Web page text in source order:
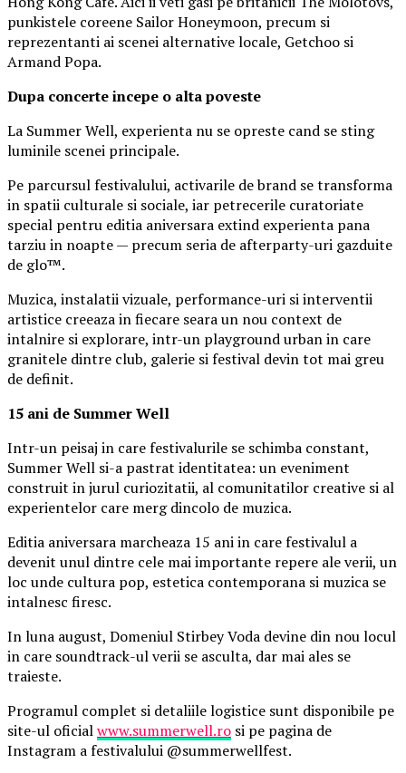
punkistele coreene Sailor Honeymoon, precum si
reprezentanti ai scenei alternative locale, Getchoo si
Armand Popa.
Dupa concerte incepe o alta poveste
La Summer Well, experienta nu se opreste cand se sting
luminile scenei principale.
Pe parcursul festivalului, activarile de brand se transforma
in spatii culturale si sociale, iar petrecerile curatoriate
special pentru editia aniversara extind experienta pana
tarziu in noapte — precum seria de afterparty-uri gazduite
de glo™.
Muzica, instalatii vizuale, performance-uri si interventii
artistice creeaza in fiecare seara un nou context de
intalnire si explorare, intr-un playground urban in care
granitele dintre club, galerie si festival devin tot mai greu
de definit.
15 ani de Summer Well
Intr-un peisaj in care festivalurile se schimba constant,
Summer Well si-a pastrat identitatea: un eveniment
construit in jurul curiozitatii, al comunitatilor creative si al
experientelor care merg dincolo de muzica.
Editia aniversara marcheaza 15 ani in care festivalul a
devenit unul dintre cele mai importante repere ale verii, un
loc unde cultura pop, estetica contemporana si muzica se
intalnesc firesc.
In luna august, Domeniul Stirbey Voda devine din nou locul
in care soundtrack-ul verii se asculta, dar mai ales se
traieste.
Programul complet si detaliile logistice sunt disponibile pe
site-ul oficialwww.summerwell.ro si pe pagina de
Instagram a festivalului @summerwellfest.